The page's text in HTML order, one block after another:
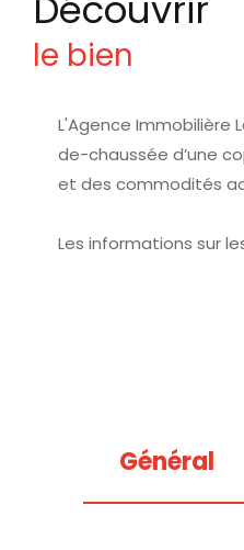
le bien
L'Agence Immobilière
de-chaussée d’une
et des commodités
Les informations sur
Général